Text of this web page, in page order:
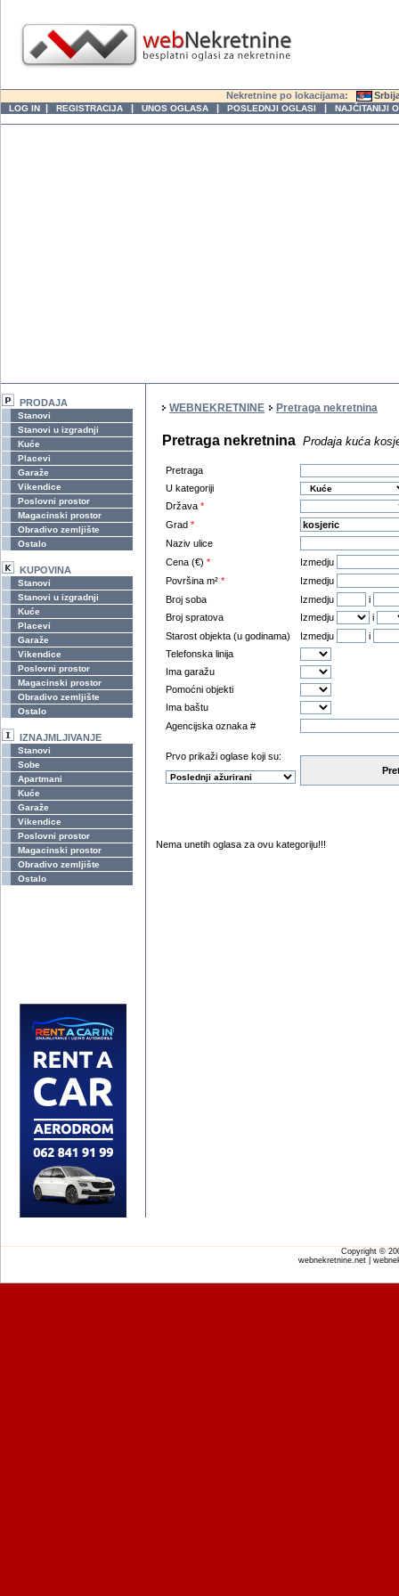
Nekretnine po lokacijama:
LOG IN | REGISTRACIJA | UNOS OGLASA | POSLEDNJI OGLASI | NAJČITANIJI
PRODAJA
Stanovi
Stanovi u izgradnji
Kuće
Placevi
Garaže
Vikendice
Poslovni prostor
Magacinski prostor
Obradivo zemljište
Ostalo
KUPOVINA
Stanovi
Stanovi u izgradnji
Kuće
Placevi
Garaže
Vikendice
Poslovni prostor
Magacinski prostor
Obradivo zemljište
Ostalo
IZNAJMLJIVANJE
Stanovi
Sobe
Apartmani
Kuće
Garaže
Vikendice
Poslovni prostor
Magacinski prostor
Obradivo zemljište
Ostalo
WEBNEKRETNINE Pretraga nekretnina
Pretraga nekretnina Prodaja kuća
Pretraga
U kategoriji
Država *
Grad *
Naziv ulice
Cena (€) *
Izmedju
Površina m² *
Izmedju
Broj soba
Izmedju
i
Broj spratova
Izmedju
i
Starost objekta (u godinama)
Izmedju
i
Telefonska linija
Ima garažu
Pomoćni objekti
Ima baštu
Agencijska oznaka #
Prvo prikaži oglase koji su:
Nema unetih oglasa za ovu kategoriju!!!
Copyright ©
webnekretnine.net |